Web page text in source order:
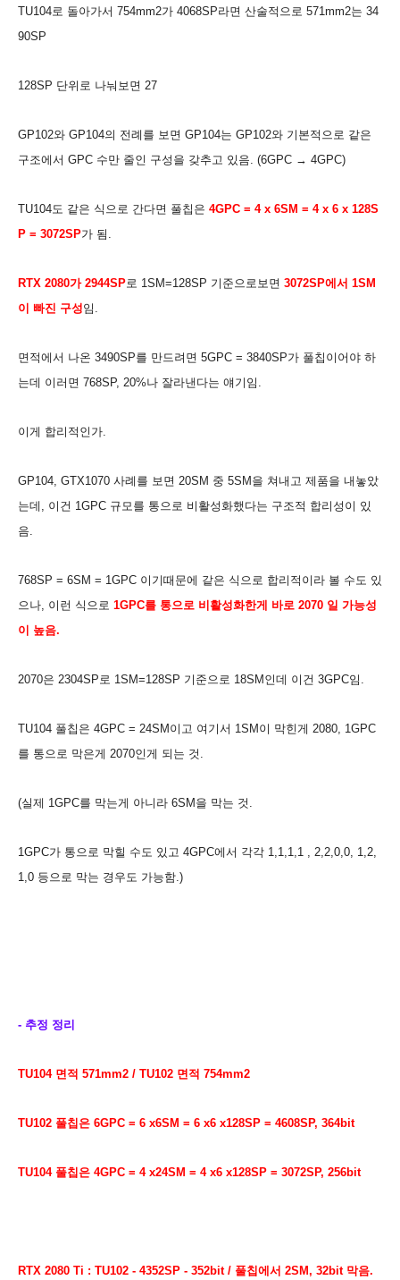
TU104로 돌아가서 754mm2가 4068SP라면 산술적으로 571mm2는 34
90SP
128SP 단위로 나눠보면 27
GP102와 GP104의 전례를 보면 GP104는 GP102와 기본적으로 같은
구조에서 GPC 수만 줄인 구성을 갖추고 있음. (6GPC → 4GPC)
TU104도 같은 식으로 간다면 풀칩은 4GPC = 4x 6SM = 4x 6 x 128S
P = 3072SP가 됨.
RTX 2080가2944SP로 1SM=128SP 기준으로보면 3072SP에서 1SM
이 빠진 구성임.
면적에서 나온 3490SP를 만드려면 5GPC = 3840SP가 풀칩이어야 하
는데 이러면 768SP, 20%나 잘라낸다는 얘기임.
이게 합리적인가.
GP104, GTX1070 사례를 보면 20SM 중 5SM을 쳐내고 제품을 내놓았
는데, 이건 1GPC 규모 를 통으로 비활성화했다는 구조적 합리성이 있
음.
768SP = 6SM = 1GPC 이기때문에 같은 식으로 합리적이라 볼 수도 있
으나, 이런 식으로 1GPC를 통으로 비활성화한게 바로 2070 일 가능성
이 높음.
2070은 2304SP로 1SM=128SP 기준으로 18SM인데 이건 3GPC임.
TU104 풀칩은 4GPC = 24SM이고 여기서 1SM이 막힌게 2080, 1GPC
를 통으로 막은게 2070인게 되는 것.
(실제 1GPC를 막는게 아니라 6SM을 막는 것.
1GPC가 통으로 막힐 수도 있고 4GPC에서 각각 1,1,1,1 , 2,2,0,0, 1,2,
1,0 등으로 막는 경우도 가능함. )
- 추정 정리
TU104 면적 571mm2 / TU102 면적 754mm2
TU102 풀칩은 6GPC = 6 x6SM = 6 x6 x128SP = 4608SP, 364bit
TU104 풀칩은 4GPC = 4 x24SM = 4x6 x128SP = 3072SP, 256bit
RTX 2080 Ti : TU102 - 4352SP - 352bit / 풀칩에서 2SM, 32bit 막음.